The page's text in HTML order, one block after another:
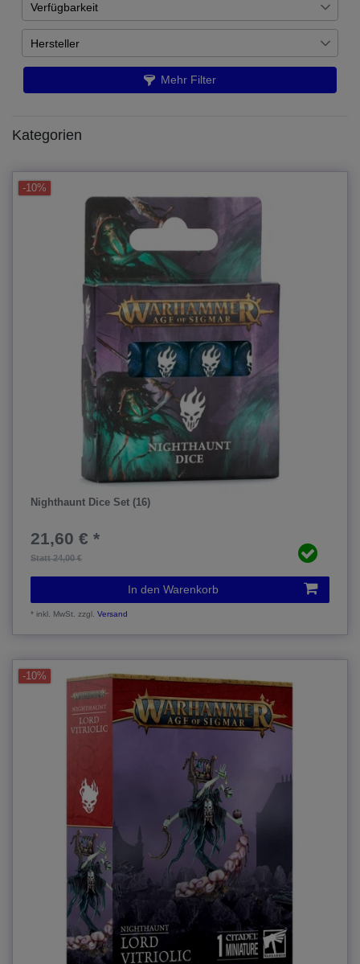
€ ― €
Übernehmen
Verfügbarkeit
Auf Lager
Artikel ist nachbestellt
Hersteller
Games Workshop 32
Mehr Filter
Kategorien
-10%
Nighthaunt Dice Set (16)
Statt 24,00 €
21,60 € *
In den Warenkorb
*inkl. MwSt. zzgl.Versand
-10%